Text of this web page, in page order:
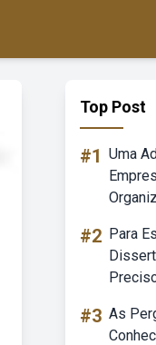
Top Post
#1 Uma
#2 Para
#3 As